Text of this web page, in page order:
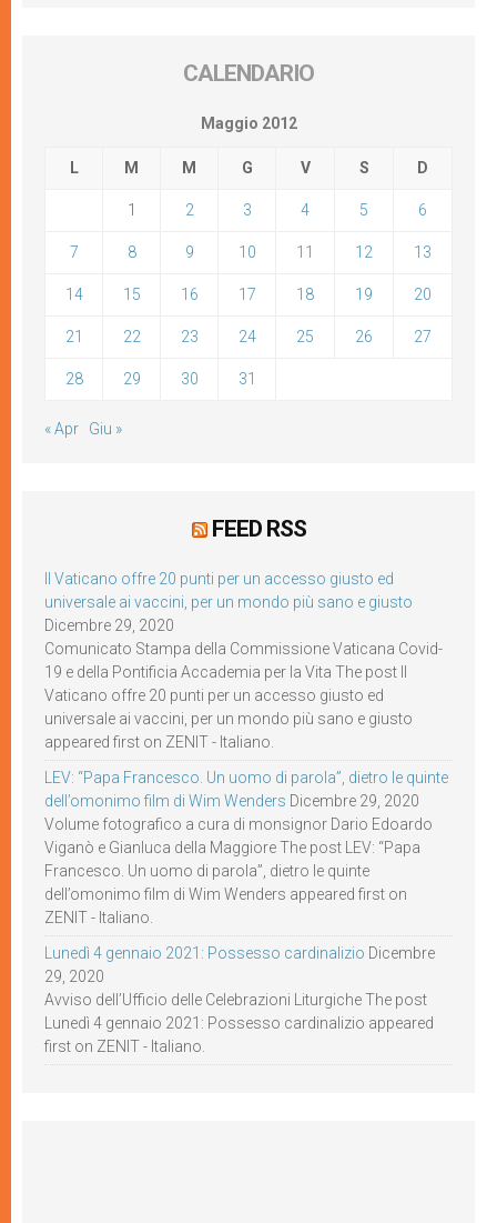
CALENDARIO
Maggio 2012
L M M G V S D
1 2 3 4 5 6
7 8 9 10 11 12 13
14 15 16 17 18 19 20
21 22 23 24 25 26 27
28 29 30 31
« Apr Giu »
FEED RSS
Il Vaticano offre 20 punti per un accesso giusto ed
universale ai vaccini, per un mondo più sano e giusto
Dicembre 29, 2020
Comunicato Stampa della Commissione Vaticana Covid-
19 e della Pontificia Accademia per la Vita The post Il
Vaticano offre 20 punti per un accesso giusto ed
universale ai vaccini, per un mondo più sano e giusto
appeared first on ZENIT - Italiano.
LEV: “Papa Francesco. Un uomo di parola”, dietro le quinte
dell’omonimo film di Wim Wenders Dicembre 29, 2020
Volume fotografico a cura di monsignor Dario Edoardo
Viganò e Gianluca della Maggiore The post LEV: “Papa
Francesco. Un uomo di parola”, dietro le quinte
dell’omonimo film di Wim Wenders appeared first on
ZENIT - Italiano.
Lunedì 4 gennaio 2021: Possesso cardinalizio Dicembre
29, 2020
Avviso dell’Ufficio delle Celebrazioni Liturgiche The post
Lunedì 4 gennaio 2021: Possesso cardinalizio appeared
first on ZENIT - Italiano.